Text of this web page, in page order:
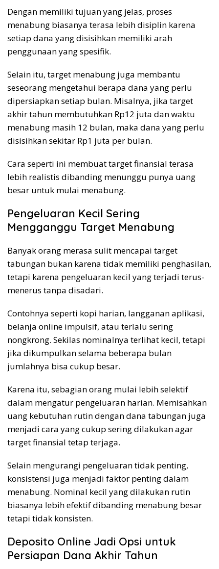
Dengan memiliki tujuan yang jelas, proses
menabung biasanya terasa lebih disiplin karena
setiap dana yang disisihkan memiliki arah
penggunaan yang spesifik.
Selain itu, target menabung juga membantu
seseorang mengetahui berapa dana yang perlu
dipersiapkan setiap bulan. Misalnya, jika target
akhir tahun membutuhkan Rp12 juta dan waktu
menabung masih 12 bulan, maka dana yang perlu
disisihkan sekitar Rp1 juta per bulan.
Cara seperti ini membuat target finansial terasa
lebih realistis dibanding menunggu punya uang
besar untuk mulai menabung.
Pengeluaran Kecil Sering
Mengganggu Target Menabung
Banyak orang merasa sulit mencapai target
tabungan bukan karena tidak memiliki penghasilan,
tetapi karena pengeluaran kecil yang terjadi terus-
menerus tanpa disadari.
Contohnya seperti kopi harian, langganan aplikasi,
belanja online impulsif, atau terlalu sering
nongkrong. Sekilas nominalnya terlihat kecil, tetapi
jika dikumpulkan selama beberapa bulan
jumlahnya bisa cukup besar.
Karena itu, sebagian orang mulai lebih selektif
dalam mengatur pengeluaran harian. Memisahkan
uang kebutuhan rutin dengan dana tabungan juga
menjadi cara yang cukup sering dilakukan agar
target finansial tetap terjaga.
Selain mengurangi pengeluaran tidak penting,
konsistensi juga menjadi faktor penting dalam
menabung. Nominal kecil yang dilakukan rutin
biasanya lebih efektif dibanding menabung besar
tetapi tidak konsisten.
Deposito Online Jadi Opsi untuk
Persiapan Dana Akhir Tahun